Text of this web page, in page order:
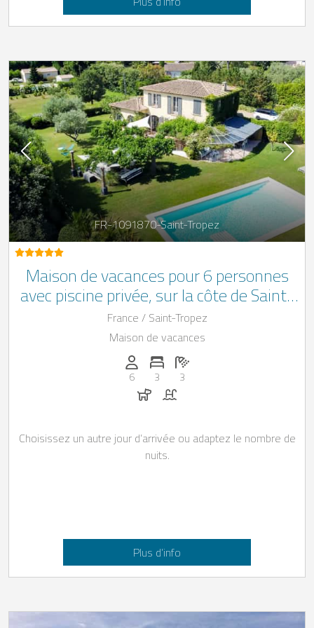
FR-1091870-Saint-Tropez
Maison de vacances pour 6 personnes
avec piscine privée, sur la côte de Saint-
Tropez
France / Saint-Tropez
Maison de vacances
Personnes (max): 6
6
Nombre de chambres: 3
3
Nombre de salles de bain: 3
3
Chiens autorisés
Piscine
Choisissez un autre jour d’arrivée ou adaptez le nombre de
nuits.
Plus d’info